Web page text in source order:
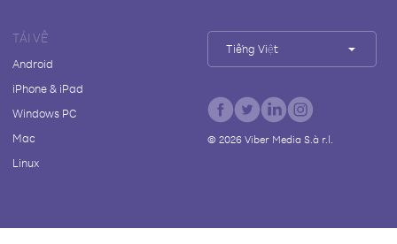
TẢI VỀ
Android
iPhone & iPad
Windows PC
Mac
Linux
Tiếng Việt
© 2026Viber Media S.à r.l.